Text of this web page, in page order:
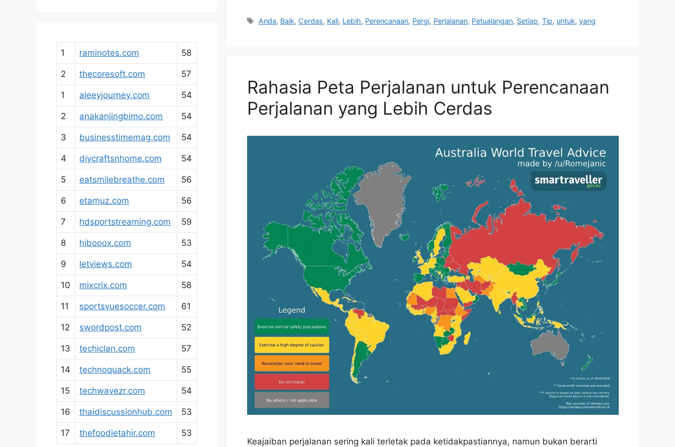
Tags
Anda, Baik, Cerdas, Kali, Lebih, Perencanaan, Pergi, Perjalanan, Petualangan, Setiap,Tip, untuk,yang
Rahasia Peta Perjalanan untuk Perencanaan
Perjalanan yang Lebih Cerdas
Keajaiban perjalanan sering kali terletak pada ketidakpastiannya, namun bukan berarti
1 raminotes.com 58
2 thecoresoft.com 57
1 aleeyjourney.com 54
2 anakanjingbimo.com 54
3 businesstimemag.com 54
4 diycraftsnhome.com 54
5 eatsmilebreathe.com 56
6 etamuz.com 56
7 hdsportstreaming.com 59
8 hibooox.com 53
9 letviews.com 54
10 mixcrix.com 58
11 sportsvuesoccer.com 61
12 swordpost.com 52
13 techiclan.com 57
14 technoquack.com 55
15 techwavezr.com 54
16 thaidiscussionhub.com 53
17 thefoodietahir.com 53